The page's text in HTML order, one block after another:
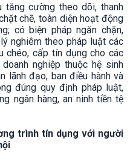
tăng cường theo dõi, thanh
chẽ, toàn diện hoạt động
có biện pháp ngăn chặn,
nghiêm theo pháp luật các
chéo, cấp tín dụng cho các
nghiệp thuộc hệ sinh
lãnh đạo, ban điều hành và
đúng quy định pháp luật,
ngân hàng, an ninh tiền tệ
trình tín dụng với người